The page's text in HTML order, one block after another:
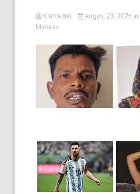
पं.सत्यम शर्मा August 23, 2025 in
Minutes